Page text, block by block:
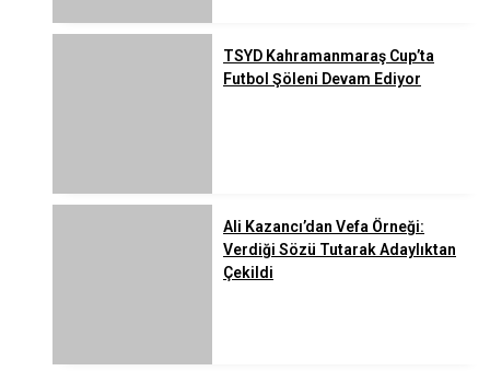
TSYD Kahramanmaraş Cup’ta
Futbol Şöleni Devam Ediyor
Ali Kazancı’dan Vefa Örneği:
Verdiği Sözü Tutarak Adaylıktan
Çekildi